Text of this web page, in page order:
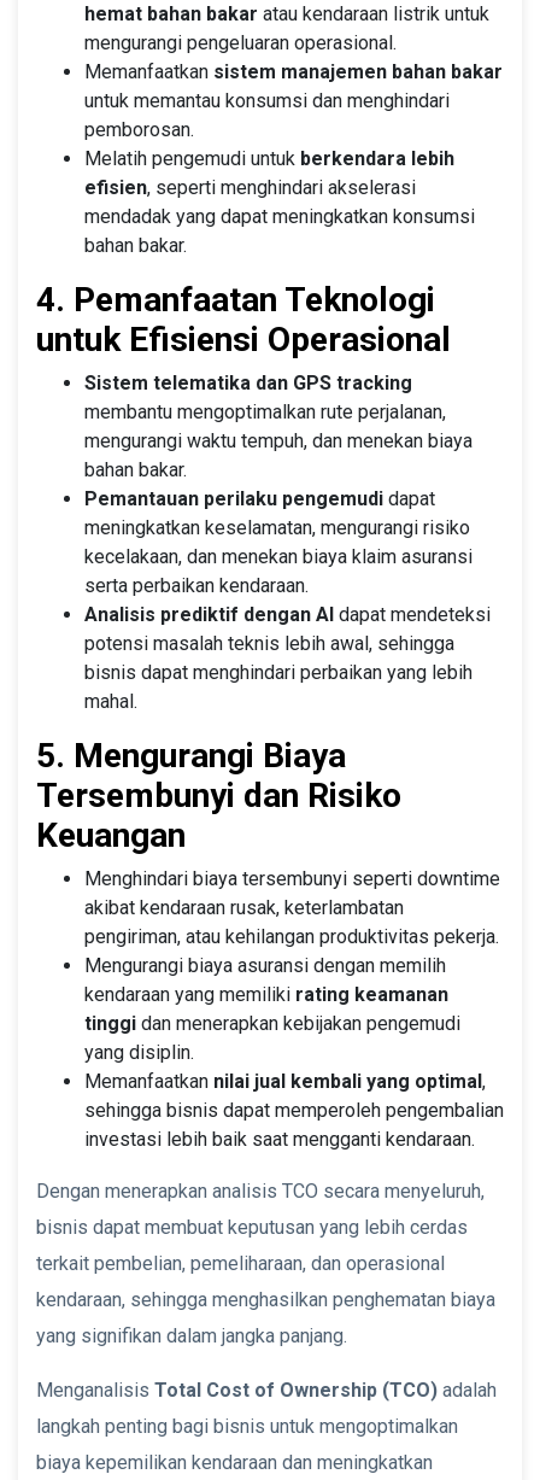
hemat bahan bakar atau kendaraan listrik untuk
mengurangi pengeluaran operasional.
Memanfaatkan sistem manajemen bahan bakar
untuk memantau konsumsi dan menghindari
pemborosan.
Melatih pengemudi untuk berkendara lebih
efisien, seperti menghindari akselerasi
mendadak yang dapat meningkatkan konsumsi
bahan bakar.
4. Pemanfaatan Teknologi
untuk Efisiensi Operasional
Sistem telematika dan GPS tracking
membantu mengoptimalkan rute perjalanan,
mengurangi waktu tempuh, dan menekan biaya
bahan bakar.
Pemantauan perilaku pengemudi dapat
meningkatkan keselamatan, mengurangi risiko
kecelakaan, dan menekan biaya klaim asuransi
serta perbaikan kendaraan.
Analisis prediktif dengan AI dapat mendeteksi
potensi masalah teknis lebih awal, sehingga
bisnis dapat menghindari perbaikan yang lebih
mahal.
5. Mengurangi Biaya
Tersembunyi dan Risiko
Keuangan
Menghindari biaya tersembunyi seperti downtime
akibat kendaraan rusak, keterlambatan
pengiriman, atau kehilangan produktivitas pekerja.
Mengurangi biaya asuransi dengan memilih
kendaraan yang memiliki rating keamanan
tinggi dan menerapkan kebijakan pengemudi
yang disiplin.
Memanfaatkan nilai jual kembali yang optimal,
sehingga bisnis dapat memperoleh pengembalian
investasi lebih baik saat mengganti kendaraan.
Dengan menerapkan analisis TCO secara menyeluruh,
bisnis dapat membuat keputusan yang lebih cerdas
terkait pembelian, pemeliharaan, dan operasional
kendaraan, sehingga menghasilkan penghematan biaya
yang signifikan dalam jangka panjang.
Menganalisis Total Cost of Ownership (TCO) adalah
langkah penting bagi bisnis untuk mengoptimalkan
biaya kepemilikan kendaraan dan meningkatkan